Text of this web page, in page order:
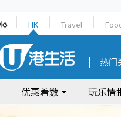
HK Travel
热门
优惠着数 玩乐情